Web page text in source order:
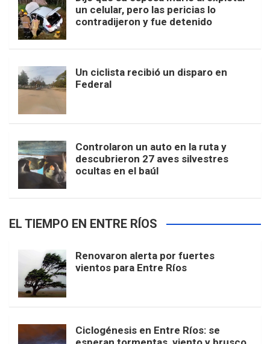
un celular, pero las pericias lo
contradijeron y fue detenido
Un ciclista recibió un disparo en
Federal
Controlaron un auto en la ruta y
descubrieron 27 aves silvestres
ocultas en el baúl
EL TIEMPO EN ENTRE RÍOS
Renovaron alerta por fuertes
vientos para Entre Ríos
Ciclogénesis en Entre Ríos: se